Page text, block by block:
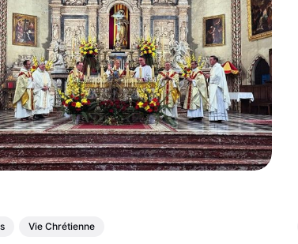
Vie Chrétienne